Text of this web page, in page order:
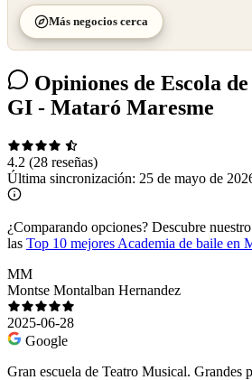
Más negocios cerca
Opiniones de Escola
GI - Mataró Maresme
4.2 (28 reseñas)
Última sincronización: 25 de mayo de
¿Comparando opciones? Descubre
las Top 10 mejores Academia de baile en
MM
Montse Montalban Hernandez
2025-06-28
Google
Gran escuela de Teatro Musical. Grandes